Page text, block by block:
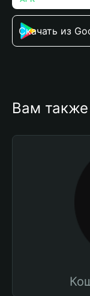
Скачать из
Вам